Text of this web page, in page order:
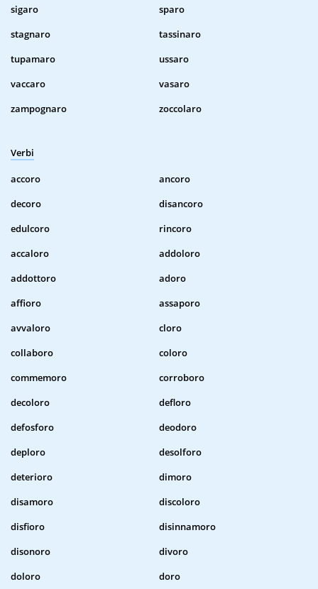
sigaro
sparo
stagnaro
tassinaro
tupamaro
ussaro
vaccaro
vasaro
zampognaro
zoccolaro
Verbi
accoro
ancoro
decoro
disancoro
edulcoro
rincoro
accaloro
addoloro
addottoro
adoro
affioro
assaporo
avvaloro
cloro
collaboro
coloro
commemoro
corroboro
decoloro
defloro
defosforo
deodoro
deploro
desolforo
deterioro
dimoro
disamoro
discoloro
disfioro
disinnamoro
disonoro
divoro
doloro
doro